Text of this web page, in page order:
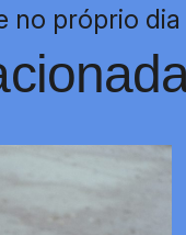
no próprio